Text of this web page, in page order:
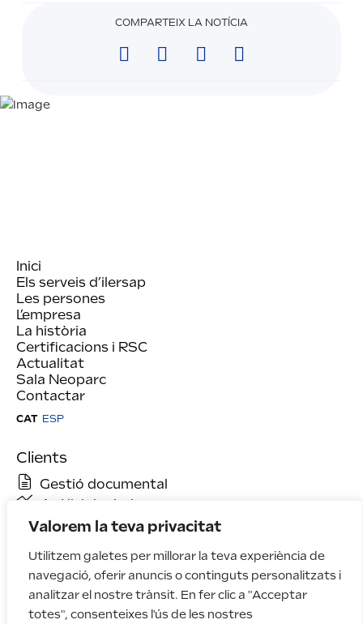
Valorem la teva privacitat
Utilitzem galetes per millorar la teva experiència de
navegació, oferir anuncis o continguts personalitzats i
analitzar el nostre trànsit. En fer clic a "Acceptar
totes", consenteixes l'ús de les nostres
COMPARTEIX LA NOTÍCIA
Inici
Els serveis d’ilersap
Les persones
L’empresa
La història
Certificacions i RSC
Actualitat
Sala Neoparc
Contactar
CAT ESP
Clients
Gestió documental
Anàlisi de dades